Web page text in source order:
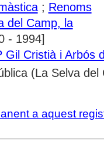
; Renoms
del Camp, la
- 1994]
Gil Cristià i Arbós
(La Selva del
a aquest